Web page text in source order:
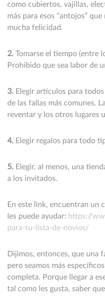
como cubiertos, vajillas,
más para esos “antojos”
mucha felicidad.
2. Tomarse el tiempo (entre
Prohibido que sea labor de
3. Elegir artículos para
de las fallas más comunes.
reventar y los otros lugares
4. Elegir regalos para todo
5. Elegir, al menos, una
a los invitados.
En este link, encuentran un
les puede ayudar: https://
para-tu-lista-de-novios/
Dijimos, entonces, que una
pero seamos más
completa. Porque llegar a
tal como les gusta, saber